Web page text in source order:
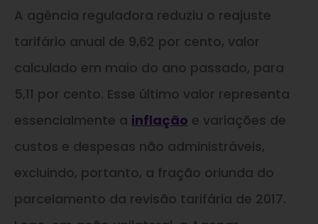
A agência reguladora reduziu o reajuste
tarifário anual de 9,62 por cento, valor
calculado em maio do ano passado, para
5,11 por cento. Esse último valor representa
essencialmente a inflação e variações de
custos e despesas não administráveis,
excluindo, portanto, a fração oriunda do
parcelamento da revisão tarifária de 2017.